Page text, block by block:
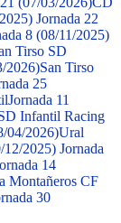
Jornada 22
8 (08/11/2025)
Tirso SD
2026)San Tirso
25
Jornada 11
Infantil Racing
04/2026)Ural
2025) Jornada
14
Montañeros CF
30